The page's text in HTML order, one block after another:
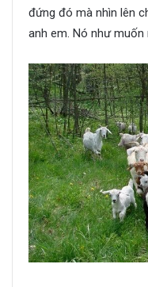
đứng đó mà nhìn lên
anh em. Nó như